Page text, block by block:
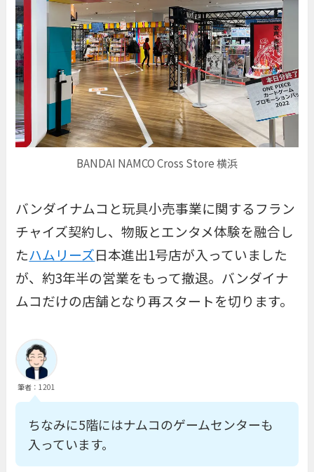
BANDAI NAMCO Cross Store 横浜
バンダイナムコと玩具小売事業に関するフラン
チャイズ契約し、物販とエンタメ体験を融合し
たハムリーズ日本進出1号店が入っていました
が、約3年半の営業をもって撤退。バンダイナ
ムコだけの店舗となり再スタートを切ります。
筆者：1201
ちなみに5階にはナムコのゲームセンターも
入っています。